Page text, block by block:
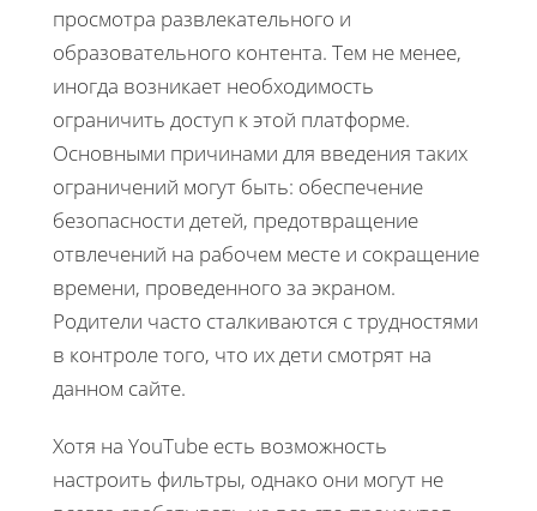
просмотра развлекательного и
образовательного контента. Тем не менее,
иногда возникает необходимость
ограничить доступ к этой платформе.
Основными причинами для введения таких
ограничений могут быть: обеспечение
безопасности детей, предотвращение
отвлечений на рабочем месте и сокращение
времени, проведенного за экраном.
Родители часто сталкиваются с трудностями
в контроле того, что их дети смотрят на
данном сайте.
Хотя на YouTube есть возможность
настроить фильтры, однако они могут не